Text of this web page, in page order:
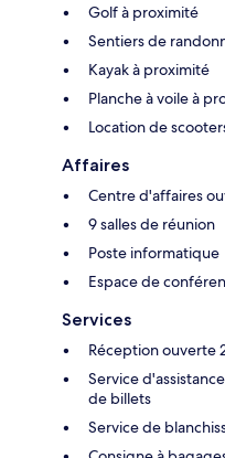
Golf à proximité
Sentiers de
Kayak à proximité
Planche à voile à
Location de
Affaires
Centre d'affaires
9 salles de réunion
Poste informatique
Espace de
Services
Réception ouverte
Service
de billets
Service de